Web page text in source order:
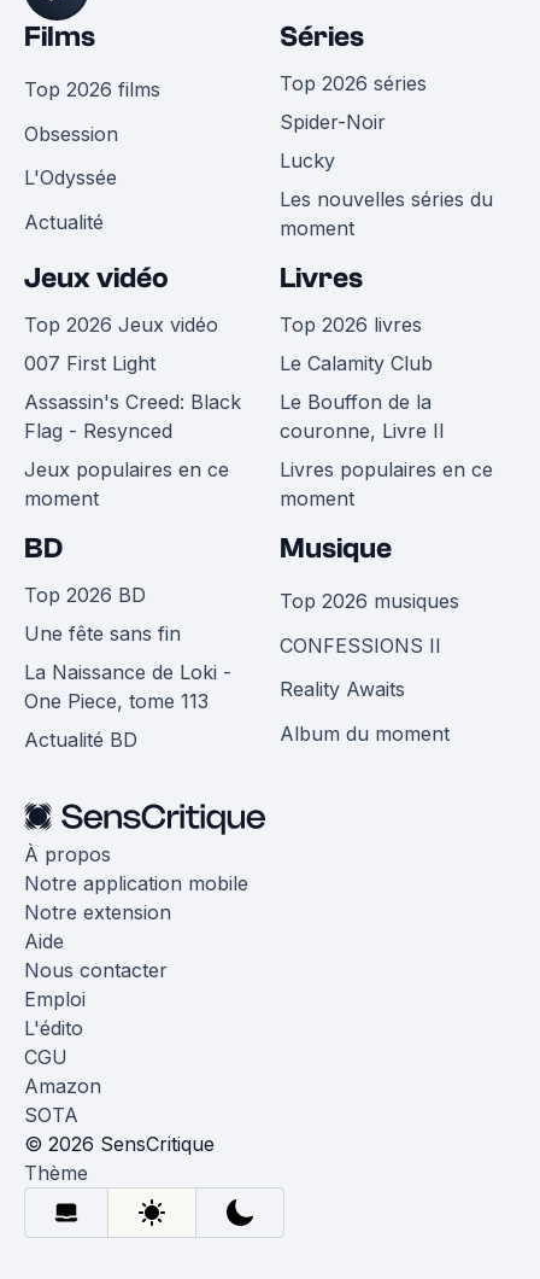
Films
Top 2026 films
Obsession
L'Odyssée
Actualité
Séries
Top 2026 séries
Spider-Noir
Lucky
Les nouvelles séries du
moment
Jeux vidéo
Top 2026 Jeux vidéo
007 First Light
Assassin's Creed: Black
Flag - Resynced
Jeux populaires en ce
moment
Livres
Top 2026 livres
Le Calamity Club
Le Bouffon de la
couronne, Livre II
Livres populaires en ce
moment
BD
Top 2026 BD
Une fête sans fin
La Naissance de Loki -
One Piece, tome 113
Actualité BD
Musique
Top 2026 musiques
CONFESSIONS II
Reality Awaits
Album du moment
À propos
Notre application mobile
Notre extension
Aide
Nous contacter
Emploi
L'édito
CGU
Amazon
SOTA
© 2026 SensCritique
Thème